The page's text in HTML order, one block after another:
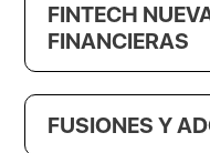
FINTECH
FINANCIERAS
FUSIONES Y